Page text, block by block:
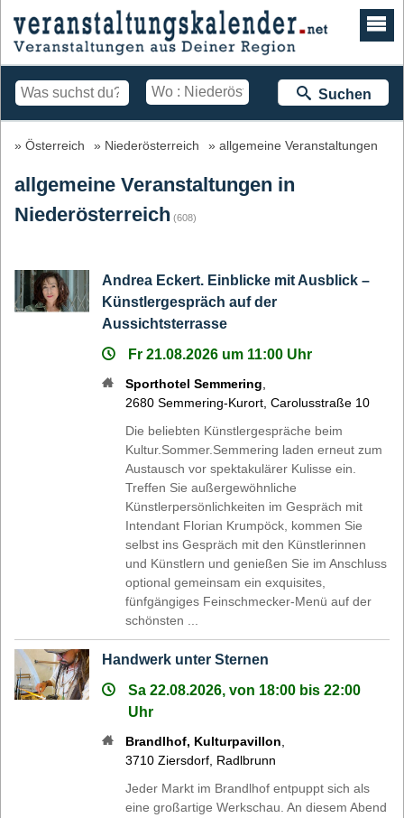
Suchen
Österreich Niederösterreich allgemeine Veranstaltungen
allgemeine Veranstaltungen in
Niederösterreich (608)
Andrea Eckert. Einblicke mit Ausblick –
Künstlergespräch auf der
Aussichtsterrasse
Fr 21.08.2026 um 11:00 Uhr
Sporthotel Semmering
2680 Semmering-Kurort ,Carolusstraße 10
Die beliebten Künstlergespräche beim
Kultur.Sommer.Semmering laden erneut zum
Austausch vor spektakulärer Kulisse ein.
Treffen Sie außergewöhnliche
Künstlerpersönlichkeiten im Gespräch mit
Intendant Florian Krumpöck, kommen Sie
selbst ins Gespräch mit den Künstlerinnen
und Künstlern und genießen Sie im Anschluss
optional gemeinsam ein exquisites,
fünfgängiges Feinschmecker-Menü auf der
schönsten ...
Handwerk unter Sternen
Sa 22.08.2026, von 18:00 bis 22:00
Uhr
Brandlhof, Kulturpavillon
3710 Ziersdorf Radlbrunn
Jeder Markt im Brandlhof entpuppt sich als
eine großartige Werkschau. An diesem Abend